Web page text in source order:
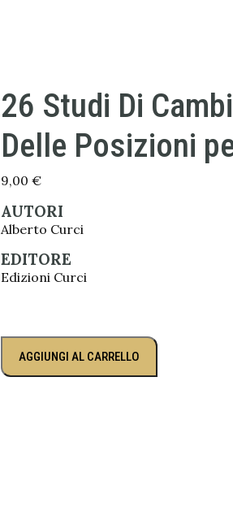
26 Studi Di
Delle Posizioni
9,00 €
AUTORI
Alberto Curci
EDITORE
Edizioni Curci
AGGIUNGI AL CARRELLO